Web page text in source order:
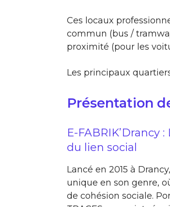
Ces locaux
commun (bus /
proximité (pour les
Les principaux
Présentation
E-
du lien social
Lancé en 2015 à
unique en son genre,
de cohésion sociale.